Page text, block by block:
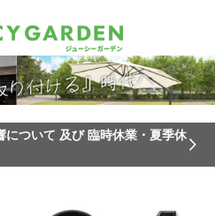
について 及び 臨時休業・夏季休